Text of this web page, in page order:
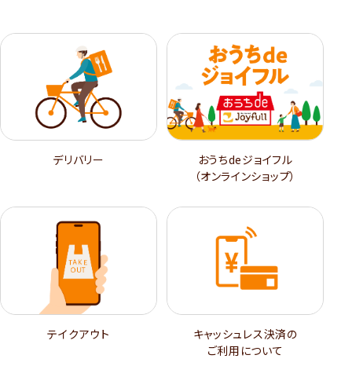
デリバリー
おうちdeジョイフル
（オンラインショップ）
テイクアウト
キャッシュレス決済の
ご利用について